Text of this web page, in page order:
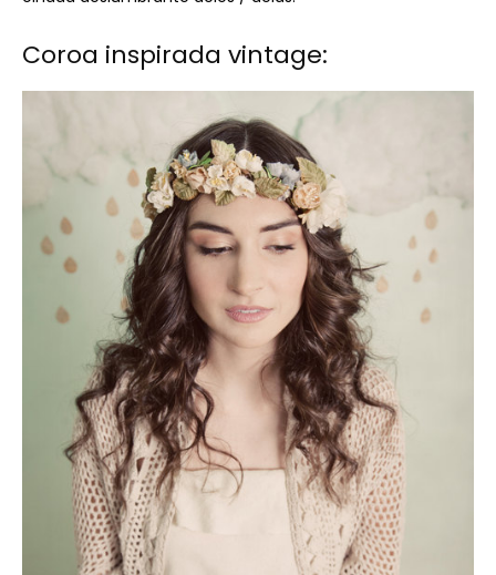
Coroa inspirada vintage: